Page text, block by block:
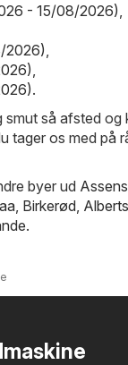
- 15/08/2026)
2026)
.
smut så afsted og
tager os med på
byer ud Assens
Birkerød
.